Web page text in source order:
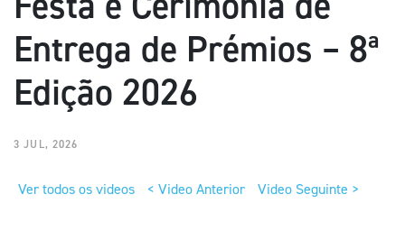
Entrega de Prémios – 8ª
Edição 2026
3 JUL, 2026
Ver todos os videos < Video Anterior Video Seguinte >